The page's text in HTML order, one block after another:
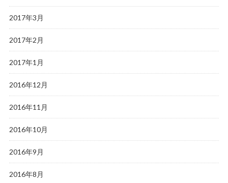
2017年3月
2017年2月
2017年1月
2016年12月
2016年11月
2016年10月
2016年9月
2016年8月